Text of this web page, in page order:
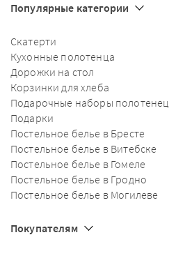
Популярные категории
Скатерти
Кухонные полотенца
Дорожки на стол
Корзинки для хлеба
Подарочные наборы полотенец
Подарки
Постельное белье в Бресте
Постельное белье в Витебске
Постельное белье в Гомеле
Постельное белье в Гродно
Постельное белье в Могилеве
Покупателям